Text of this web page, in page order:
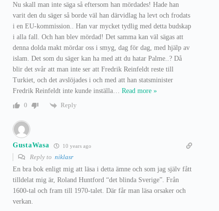
Nu skall man inte säga så eftersom han mördades! Hade han
varit den du säger så borde väl han därvidlag ha levt och frodats
i en EU-kommission.. Han var mycket tydlig med detta budskap
i alla fall. Och han blev mördad! Det samma kan väl sägas att
denna dolda makt mördar oss i smyg, dag för dag, med hjälp av
islam. Det som du säger kan ha med att du hatar Palme..? Då
blir det svår att man inte ser att Fredrik Reinfeldt reste till
Turkiet, och det avslöjades i och med att han statsminister
Fredrik Reinfeldt inte kunde inställa
Read more »
0
Reply
GustaWasa 10 years ago
Reply to niklasr
En bra bok enligt mig att läsa i detta ämne och som jag själv fått
tilldelat mig är, Roland Huntford “det blinda Sverige”. Från
1600-tal och fram till 1970-talet. Där får man läsa orsaker och
verkan.